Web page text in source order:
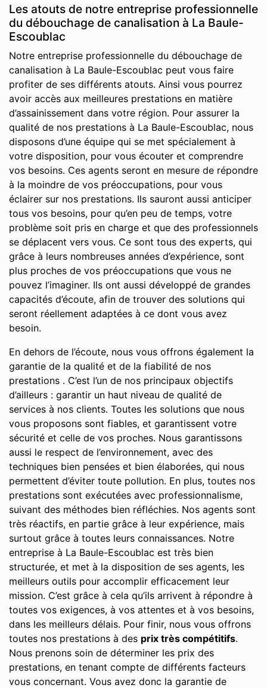
Les atouts de notre entreprise professionnelle
du débouchage de canalisation à La Baule-
Escoublac
Notre entreprise professionnelle du débouchage de
canalisation à La Baule-Escoublac peut vous faire
profiter de ses différents atouts. Ainsi vous pourrez
avoir accès aux meilleures prestations en matière
d’assainissement dans votre région. Pour assurer la
qualité de nos prestations à La Baule-Escoublac, nous
disposons d’une équipe qui se met spécialement à
votre disposition, pour vous écouter et comprendre
vos besoins. Ces agents seront en mesure de répondre
à la moindre de vos préoccupations, pour vous
éclairer sur nos prestations. Ils sauront aussi anticiper
tous vos besoins, pour qu’en peu de temps, votre
problème soit pris en charge et que des professionnels
se déplacent vers vous. Ce sont tous des experts, qui
grâce à leurs nombreuses années d’expérience, sont
plus proches de vos préoccupations que vous ne
pouvez l’imaginer. Ils ont aussi développé de grandes
capacités d’écoute, afin de trouver des solutions qui
seront réellement adaptées à ce dont vous avez
besoin.
En dehors de l’écoute, nous vous offrons également la
garantie de la qualité et de la fiabilité de nos
prestations . C’est l’un de nos principaux objectifs
d’ailleurs : garantir un haut niveau de qualité de
services à nos clients. Toutes les solutions que nous
vous proposons sont fiables, et garantissent votre
sécurité et celle de vos proches. Nous garantissons
aussi le respect de l’environnement, avec des
techniques bien pensées et bien élaborées, qui nous
permettent d’éviter toute pollution. En plus, toutes nos
prestations sont exécutées avec professionnalisme,
suivant des méthodes bien réfléchies. Nos agents sont
très réactifs, en partie grâce à leur expérience, mais
surtout grâce à toutes leurs connaissances. Notre
entreprise à La Baule-Escoublac est très bien
structurée, et met à la disposition de ses agents, les
meilleurs outils pour accomplir efficacement leur
mission. C’est grâce à cela qu’ils arrivent à répondre à
toutes vos exigences, à vos attentes et à vos besoins,
dans les meilleurs délais. Pour finir, nous vous offrons
toutes nos prestations à des prix très compétitifs.
Nous prenons soin de déterminer les prix des
prestations, en tenant compte de différents facteurs
vous concernant. Vous avez donc la garantie de